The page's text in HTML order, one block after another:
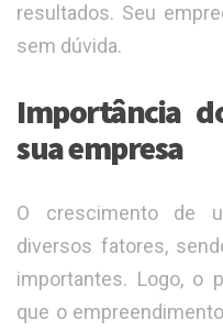
resultados. Seu
sem dúvida.
Importância
sua empresa
O crescimento de
diversos fatores,
importantes. Logo, o
que o